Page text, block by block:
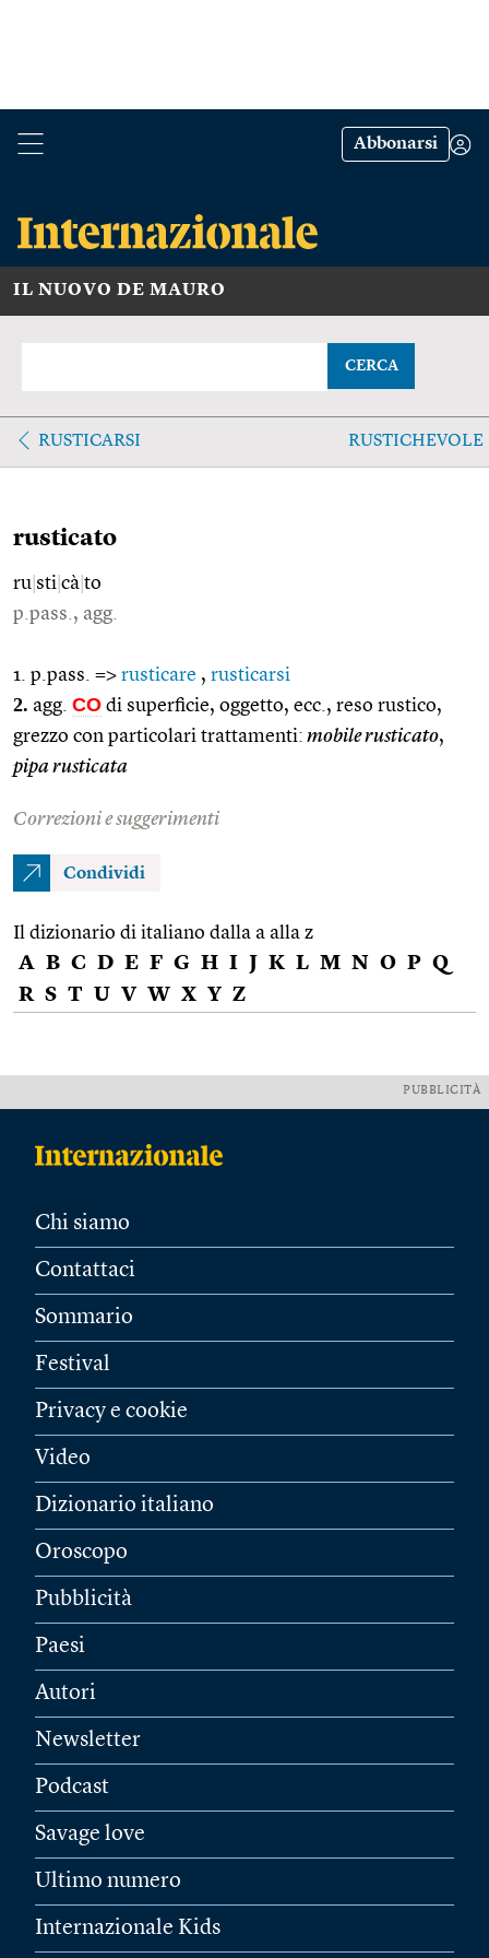
Abbonarsi
IL NUOVO DE MAURO
CERCA
RUSTICARSI RUSTICHEVOLE
rusticato
ru sti cà to
p.pass., agg.
1. p.pass. => rusticare , rusticarsi
2. agg. CO di superficie, oggetto, ecc., reso rustico,
grezzo con particolari trattamenti: mobile rusticato,
pipa rusticata
Correzioni e suggerimenti
Condividi
Il dizionario di italiano dalla a alla z
A B C D E F G H I J K L M N O P Q
R S T U V W X Y Z
PUBBLICITÀ
Chi siamo
Contattaci
Sommario
Festival
Privacy e cookie
Video
Dizionario italiano
Oroscopo
Pubblicità
Paesi
Autori
Newsletter
Podcast
Savage love
Ultimo numero
Internazionale Kids